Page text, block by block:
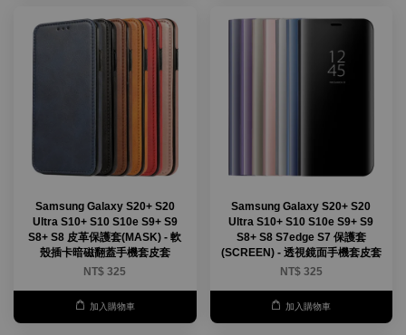
Samsung Galaxy S20+ S20
Ultra S10+ S10 S10e S9+ S9
S8+ S8 皮革保護套(MASK) - 軟
殼插卡暗磁翻蓋手機套皮套
NT$ 325
加入購物車
Samsung Galaxy S20+ S20
Ultra S10+ S10 S10e S9+ S9
S8+ S8 S7edge S7 保護套
(SCREEN) - 透視鏡面手機套皮套
NT$ 325
加入購物車